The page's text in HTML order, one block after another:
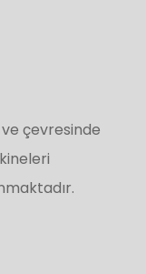
çevresinde